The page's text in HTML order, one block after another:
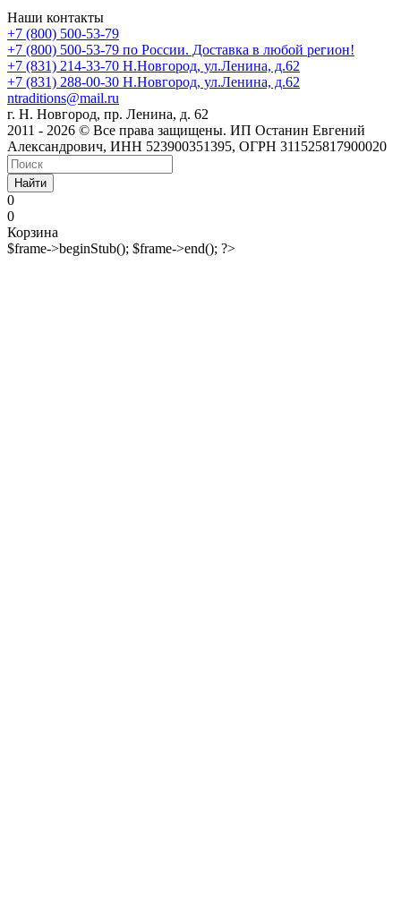
Наши контакты
+7 (800) 500-53-79
+7 (800) 500-53-79 по России. Доставка в любой регион!
+7 (831) 214-33-70 Н.Новгород, ул.Ленина, д.62
+7 (831) 288-00-30 Н.Новгород, ул.Ленина, д.62
ntraditions@mail.ru
г. Н. Новгород, пр. Ленина, д. 62
2011 - 2026 © Все права защищены. ИП Останин Евгений
Александрович, ИНН 523900351395, ОГРН 311525817900020
Найти
0
0
Корзина
$frame->beginStub(); $frame->end(); ?>